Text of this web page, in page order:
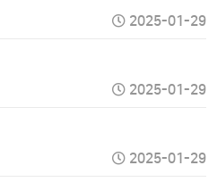
2025-01-29
2025-01-29
2025-01-29